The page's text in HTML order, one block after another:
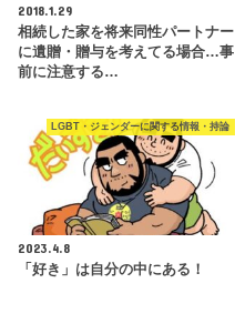
2018.1.29
相続した家を将来同性パートナー
に遺贈・贈与を考えてる場合…事
前に注意する…
LGBT・ジェンダーに関する情報・持論
2023.4.8
「好き」は自分の中にある！